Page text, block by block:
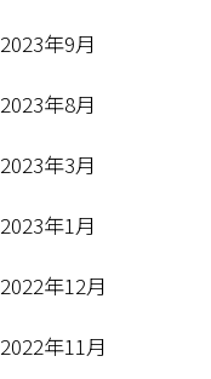
2023年9月
2023年8月
2023年3月
2023年1月
2022年12月
2022年11月